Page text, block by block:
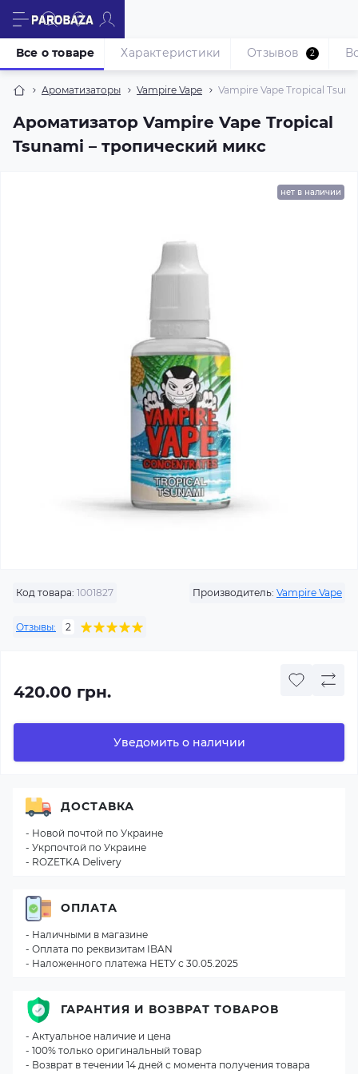
Ароматизаторы Vampire Vape Vampire Vape Tropical
Ароматизатор Vampire Vape Tropical
Tsunami – тропический микс
Все о товаре Характеристики Отзывов 2
нет в наличии
Код товара: 1001827 Производитель: Vampire Vape
Отзывы: 2
420.00 грн.
Уведомить о наличии
ДОСТАВКА
- Новой почтой по Украине
- Укрпочтой по Украине
- ROZETKA Delivery
ОПЛАТА
- Наличными в магазине
- Оплата по реквизитам IBAN
- Наложенного платежа НЕТУ с 30.05.2025
ГАРАНТИЯ И ВОЗВРАТ ТОВАРОВ
- Актуальное наличие и цена
- 100% только оригинальный товар
- Возврат в течении 14 дней с момента получения товара